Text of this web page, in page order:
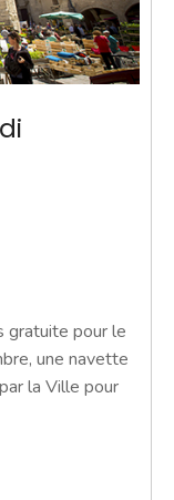
gratuite pour le
une navette
la Ville pour